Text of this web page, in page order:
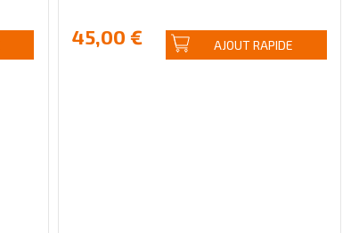
45,00 € AJOUT RAPIDE